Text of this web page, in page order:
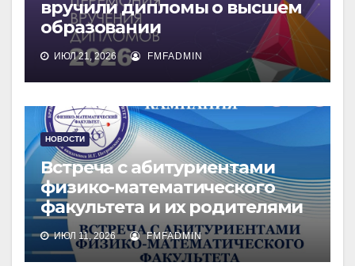
вручили дипломы о высшем
образовании
ИЮЛ 21, 2026 FMFADMIN
НОВОСТИ
Встреча с абитуриентами
физико-математического
факультета и их родителями
ИЮЛ 11, 2026 FMFADMIN